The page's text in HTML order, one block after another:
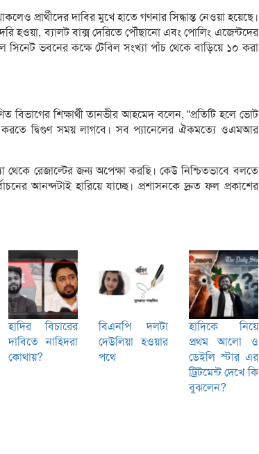
দাবির মুখে হাতে গণনার সিদ্ধান্ত নেওয়া হয়েছে।
হওয়া, ব্যালট বাক্স দেরিতে পৌঁছানো এবং পোলিং এজেন্টদের
ভবনের কক্ষে টেবিল সংখ্যা পাঁচ থেকে বাড়িয়ে ১০ করা
বিভাগের শিক্ষার্থী তানভীর আহমেদ বলেন, “প্রতিটি হলে ভোট
দ্বিগুণ সময় লাগবে। সব প্যানেলের ঐকমত্যে ওএমআর
থেকে রেজাল্টের জন্য অপেক্ষা করছি। কেউ নিশ্চিতভাবে বলতে
আনন্দটাই হারিয়ে যাচ্ছে। প্রশাসনকে দ্রুত ফল প্রকাশের
হাদির বিচারের
দাবিতে নাহিদরা
কোথায়?
বিএনপি দলটা
দেউলিয়া হওয়ার
পথে
হাদিকে নিয়ে
প্রথম আলো ও
ডেইলি স্টার এর
ট্রিটমেন্ট দেখে কি
বুঝলেন?